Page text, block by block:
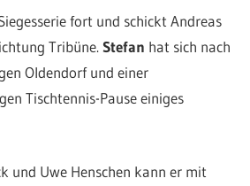
fort und schickt Andreas
Tribüne.Stefan hat sich nach
Oldendorf und einer
Tischtennis-Pause einiges
und Uwe Henschen kann er mit